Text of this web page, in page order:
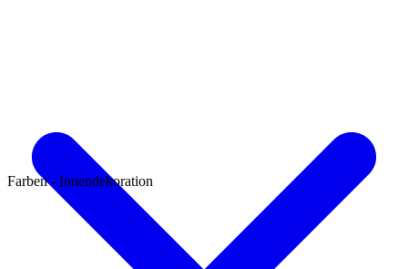
Farben - Innendekoration